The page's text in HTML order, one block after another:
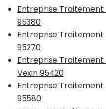
Entreprise Traitement
95380
Entreprise Traitement
95270
Entreprise Traitement
Vexin 95420
Entreprise Traitement
95580